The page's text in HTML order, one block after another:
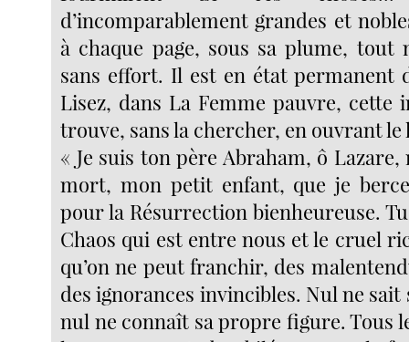
d’incomparablement grandes et
à chaque page, sous sa plume, tout
sans effort. Il est en état permanent
Lisez, dans La Femme pauvre, cette
trouve, sans la chercher, en ouvrant le
« Je suis ton père Abraham, ô
mort, mon petit enfant, que je
pour la Résurrection bienheureuse.
Chaos qui est entre nous et le cruel
qu’on ne peut franchir, des
des ignorances invincibles. Nul ne
nul ne connaît sa propre figure. Tous